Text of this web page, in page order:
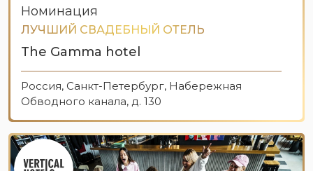
Номинация
ЛУЧШИЙ СВАДЕБНЫЙ ОТЕЛЬ
The Gamma hotel
Россия, Санкт-Петербург, Набережная
Обводного канала, д. 130